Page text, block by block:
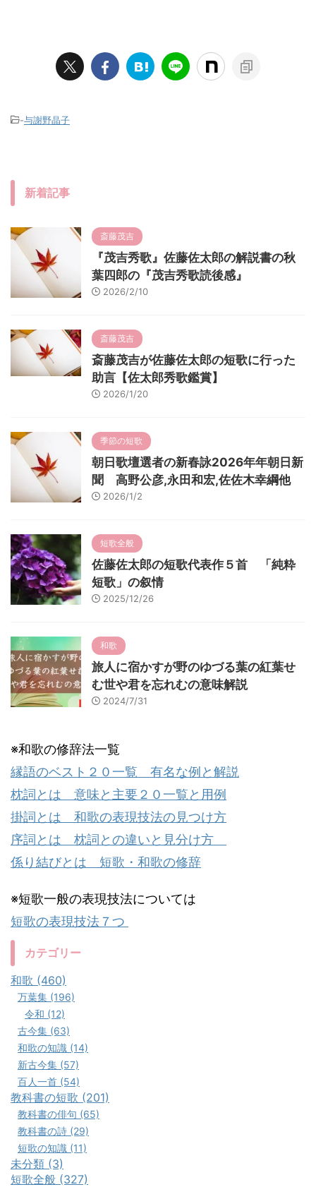
-与謝野晶子
新着記事
斎藤茂吉
『茂吉秀歌』佐藤佐太郎の解説書の秋
葉四郎の『茂吉秀歌読後感』
2026/2/10
斎藤茂吉
斎藤茂吉が佐藤佐太郎の短歌に行った
助言【佐太郎秀歌鑑賞】
2026/1/20
季節の短歌
朝日歌壇選者の新春詠2026年年朝日新
聞 高野公彦,永田和宏,佐佐木幸綱他
2026/1/2
短歌全般
佐藤佐太郎の短歌代表作５首 「純粋
短歌」の叙情
2025/12/26
和歌
旅人に宿かすが野のゆづる葉の紅葉せ
む世や君を忘れむの意味解説
2024/7/31
※和歌の修辞法一覧
縁語のベスト２０一覧 有名な例と解説
枕詞とは 意味と主要２０一覧と用例
掛詞とは 和歌の表現技法の見つけ方
序詞とは 枕詞との違いと見分け方
係り結びとは 短歌・和歌の修辞
※短歌一般の表現技法については
短歌の表現技法７つ
カテゴリー
和歌 (460)
万葉集 (196)
令和 (12)
古今集 (63)
和歌の知識 (14)
新古今集 (57)
百人一首 (54)
教科書の短歌 (201)
教科書の俳句 (65)
教科書の詩 (29)
短歌の知識 (11)
未分類 (3)
短歌全般 (327)